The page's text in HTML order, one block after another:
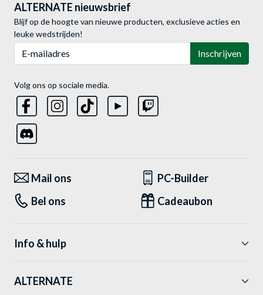
ALTERNATE nieuwsbrief
Blijf op de hoogte van nieuwe producten, exclusieve acties en
leuke wedstrijden!
Inschrijven
Volg ons op sociale media.
Mail ons
PC-Builder
Bel ons
Cadeaubon
Info & hulp
ALTERNATE